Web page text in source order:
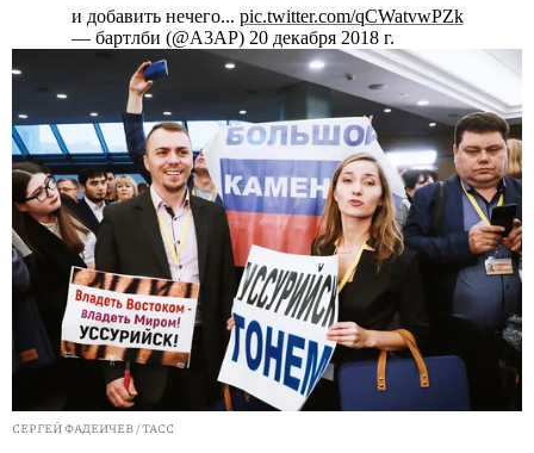
и добавить нечего... pic.twitter.com/qCWatvwPZk
— бартлби (@A3AP) 20 декабря 2018 г.
СЕРГЕЙ ФАДЕИЧЕВ / ТАСС